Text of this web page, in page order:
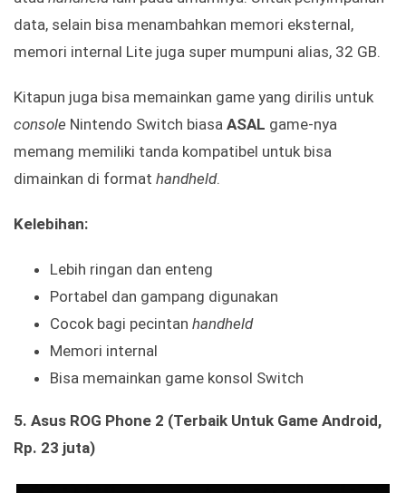
data, selain bisa menambahkan memori eksternal,
memori internal Lite juga super mumpuni alias, 32 GB.
Kitapun juga bisa memainkan game yang dirilis untuk
console Nintendo Switch biasa ASAL game-nya
memang memiliki tanda kompatibel untuk bisa
dimainkan di format handheld.
Kelebihan:
Lebih ringan dan enteng
Portabel dan gampang digunakan
Cocok bagi pecintan handheld
Memori internal
Bisa memainkan game konsol Switch
5. Asus ROG Phone 2 (Terbaik Untuk Game Android,
Rp. 23 juta)